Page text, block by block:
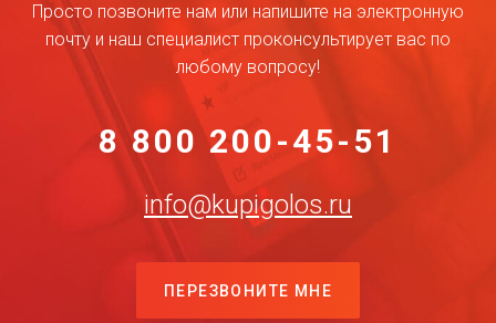
Просто позвоните нам или напишите на электронную
почту и наш специалист проконсультирует вас по
любому вопросу!
8 800 200-45-51
info@kupigolos.ru
ПЕРЕЗВОНИТЕ МНЕ